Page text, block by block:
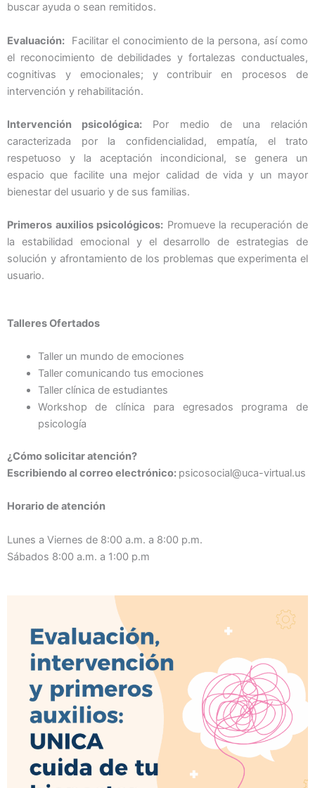
buscar ayuda o sean remitidos.
Evaluación: Facilitar el conocimiento de la persona, así como
el reconocimiento de debilidades y fortalezas conductuales,
cognitivas y emocionales; y contribuir en procesos de
intervención y rehabilitación.
Intervención psicológica: Por medio de una relación
caracterizada por la confidencialidad, empatía, el trato
respetuoso y la aceptación incondicional, se genera un
espacio que facilite una mejor calidad de vida y un mayor
bienestar del usuario y de sus familias.
Primeros auxilios psicológicos: Promueve la recuperación de
la estabilidad emocional y el desarrollo de estrategias de
solución y afrontamiento de los problemas que experimenta el
usuario.
Talleres Ofertados
Taller un mundo de emociones
Taller comunicando tus emociones
Taller clínica de estudiantes
Workshop de clínica para egresados programa de
psicología
¿Cómo solicitar atención?
Escribiendo al correo electrónico: psicosocial@uca-virtual.us
Horario de atención
Lunes a Viernes de 8:00 a.m. a 8:00 p.m.
Sábados 8:00 a.m. a 1:00 p.m